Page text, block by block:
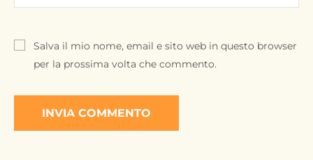
Salva il mio nome, email e sito web in questo browser
per la prossima volta che commento.